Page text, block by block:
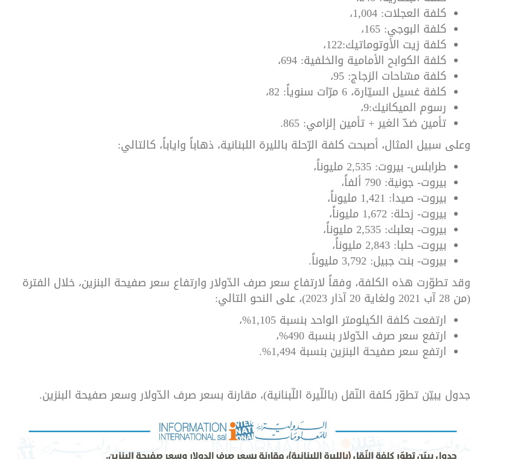
كلفة العجلات: 1,004،
كلفة البوجي: 165،
كلفة زيت الأوتوماتيك:122،
كلفة الكوابح الأمامية والخلفية: 694،
كلفة مسّاحات الزجاج: 95،
كلفة غسيل السيّارة، 6 مرّات سنوياً: 82،
رسوم الميكانيك:9،
تأمين ضدّ الغير + تأمين إلزامي: 865.
وعلى سبيل المثال، أصبحت كلفة الرّحلة بالليرة اللبنانية، ذهاباً واياباً، كالتالي:
طرابلس- بيروت: 2,535 مليوناً،
بيروت- جونية: 790 ألفاً،
بيروت- صيدا: 1,421 مليوناً،
بيروت- زحلة: 1,672 مليوناً،
بيروت- بعلبك: 2,535 مليوناً،
بيروت- حلبا: 2,843 مليوناً،
بيروت- بنت جبيل: 3,792 مليوناً.
وقد تطوّرت هذه الكلفة، وفقاً لارتفاع سعر صرف الدّولار وارتفاع سعر صفيحة البنزين، خلال الفترة
(من 28 آب 2021 ولغاية 20 آذار 2023)، على النحو التالي:
ارتفعت كلفة الكيلومتر الواحد بنسبة 1,105%،
ارتفع سعر صرف الدّولار بنسبة 490%،
ارتفع سعر صفيحة البنزين بنسبة 1,494%.
جدول يبيّن تطوّر كلفة النّقل (باللّيرة اللّبنانية)، مقارنة بسعر صرف الدّولار وسعر صفيحة البنزين.